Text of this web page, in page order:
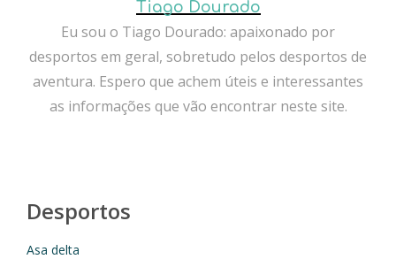
Tiago Dourado
Eu sou o Tiago Dourado: apaixonado por
desportos em geral, sobretudo pelos desportos de
aventura. Espero que achem úteis e interessantes
as informações que vão encontrar neste site.
Desportos
Asa delta